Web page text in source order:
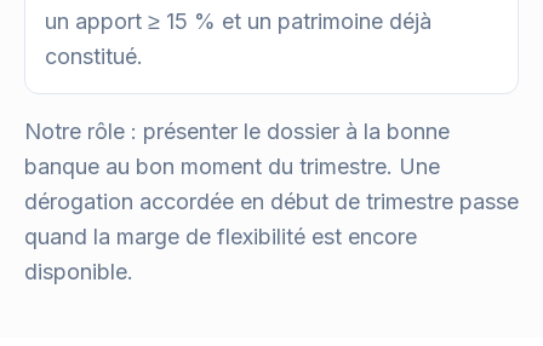
un apport ≥ 15 % et un patrimoine déjà
constitué.
Notre rôle : présenter le dossier à la bonne
banque au bon moment du trimestre. Une
dérogation accordée en début de trimestre passe
quand la marge de flexibilité est encore
disponible.